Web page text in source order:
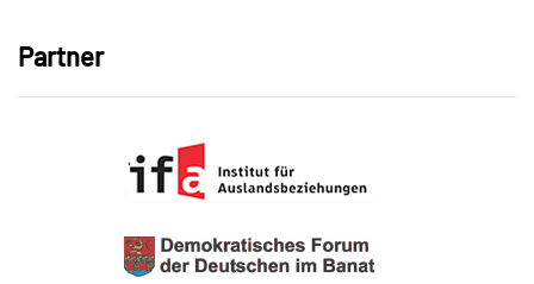
Partner